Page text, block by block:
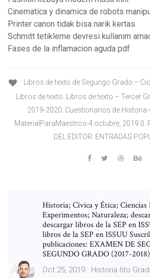
Cinematica y dinamica de robots
Printer canon tidak bisa narik kertas
Schmitt tetikleme devresi kullanım
Fases de la inflamacion aguda pdf
Libros de texto de Segungo Grado –
Libros de texto. Libros de texto – Tercer
2019-2020. Cuestionarios de Historia
MaterialParaMaestros-4 octubre, 2019 0.
DEL EDITOR. ENTRADAS
Historia; Cívica y Ética; Ciencias
Experimentos; Naturaleza;
descargar libros de la SEP en
libros de la SEP en ISSUU
publicaciones: EXAMEN DE
SEGUNDO GRADO (2017-2018)
Oct 25, 2019 · Historia 6to